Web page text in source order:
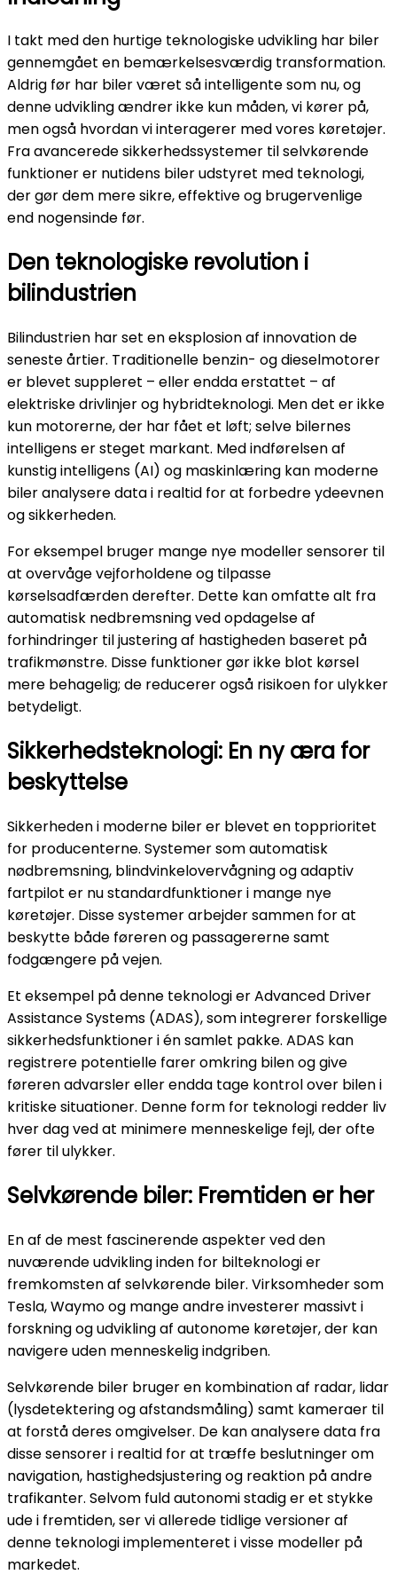
I takt med den hurtige teknologiske udvikling har biler
gennemgået en bemærkelsesværdig transformation.
Aldrig før har biler været så intelligente som nu, og
denne udvikling ændrer ikke kun måden, vi kører på,
men også hvordan vi interagerer med vores køretøjer.
Fra avancerede sikkerhedssystemer til selvkørende
funktioner er nutidens biler udstyret med teknologi,
der gør dem mere sikre, effektive og brugervenlige
end nogensinde før.
Den teknologiske revolution i
bilindustrien
Bilindustrien har set en eksplosion af innovation de
seneste årtier. Traditionelle benzin- og dieselmotorer
er blevet suppleret – eller endda erstattet – af
elektriske drivlinjer og hybridteknologi. Men det er ikke
kun motorerne, der har fået et løft; selve bilernes
intelligens er steget markant. Med indførelsen af
kunstig intelligens (AI) og maskinlæring kan moderne
biler analysere data i realtid for at forbedre ydeevnen
og sikkerheden.
For eksempel bruger mange nye modeller sensorer til
at overvåge vejforholdene og tilpasse
kørselsadfærden derefter. Dette kan omfatte alt fra
automatisk nedbremsning ved opdagelse af
forhindringer til justering af hastigheden baseret på
trafikmønstre. Disse funktioner gør ikke blot kørsel
mere behagelig; de reducerer også risikoen for ulykker
betydeligt.
Sikkerhedsteknologi: En ny æra for
beskyttelse
Sikkerheden i moderne biler er blevet en topprioritet
for producenterne. Systemer som automatisk
nødbremsning, blindvinkelovervågning og adaptiv
fartpilot er nu standardfunktioner i mange nye
køretøjer. Disse systemer arbejder sammen for at
beskytte både føreren og passagererne samt
fodgængere på vejen.
Et eksempel på denne teknologi er Advanced Driver
Assistance Systems (ADAS), som integrerer forskellige
sikkerhedsfunktioner i én samlet pakke. ADAS kan
registrere potentielle farer omkring bilen og give
føreren advarsler eller endda tage kontrol over bilen i
kritiske situationer. Denne form for teknologi redder liv
hver dag ved at minimere menneskelige fejl, der ofte
fører til ulykker.
Selvkørende biler: Fremtiden er her
En af de mest fascinerende aspekter ved den
nuværende udvikling inden for bilteknologi er
fremkomsten af selvkørende biler. Virksomheder som
Tesla, Waymo og mange andre investerer massivt i
forskning og udvikling af autonome køretøjer, der kan
navigere uden menneskelig indgriben.
Selvkørende biler bruger en kombination af radar, lidar
(lysdetektering og afstandsmåling) samt kameraer til
at forstå deres omgivelser. De kan analysere data fra
disse sensorer i realtid for at træffe beslutninger om
navigation, hastighedsjustering og reaktion på andre
trafikanter. Selvom fuld autonomi stadig er et stykke
ude i fremtiden, ser vi allerede tidlige versioner af
denne teknologi implementeret i visse modeller på
markedet.